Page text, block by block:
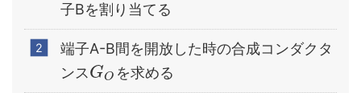
子Bを割り当てる
端子A-B間を開放した時の合成コンダクタ
ンスGO を求める